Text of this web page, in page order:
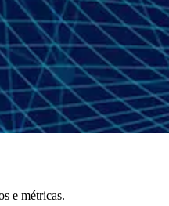
e métricas.